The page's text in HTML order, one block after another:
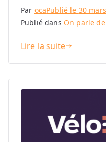
Par ocaPublié le 30
Publié dans On parle
Lire la suite